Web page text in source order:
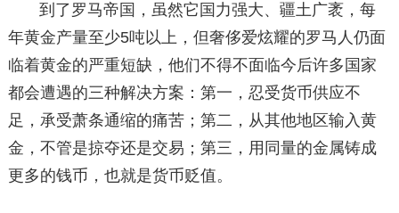
到了罗马帝国，虽然它国力强大、疆土广袤，每
年黄金产量至少5吨以上，但奢侈爱炫耀的罗马人仍面
临着黄金的严重短缺，他们不得不面临今后许多国家
都会遭遇的三种解决方案：第一，忍受货币供应不
足，承受萧条通缩的痛苦；第二，从其他地区输入黄
金，不管是掠夺还是交易；第三，用同量的金属铸成
更多的钱币，也就是货币贬值。